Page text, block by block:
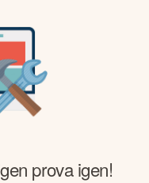
prova igen!